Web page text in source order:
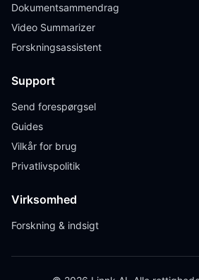
Dokumentsammendrag
Video Summarizer
Forskningsassistent
Support
Send forespørgsel
Guides
Vilkår for brug
Privatlivspolitik
Virksomhed
Forskning & indsigt